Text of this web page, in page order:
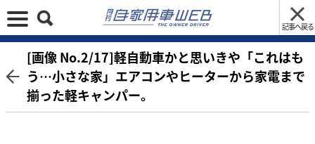
記事へ戻る
[画像 No.2/17]軽自動車かと思いきや「これはも
う…小さな家」エアコンやヒーターから家電まで
揃った軽キャンパー。